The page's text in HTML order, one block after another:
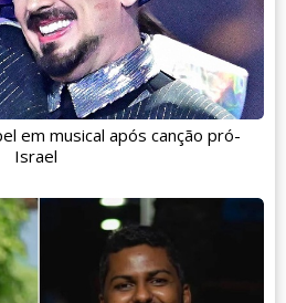
em musical após canção pró-
Israel